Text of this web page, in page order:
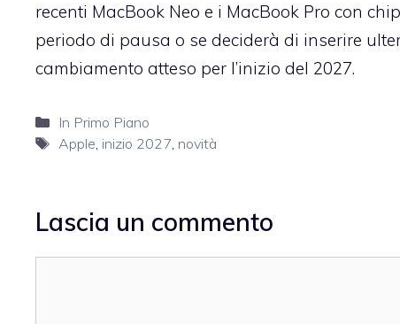
recenti MacBook Neo e i MacBook Pro con
periodo di pausa o se deciderà di inserire
cambiamento atteso per l’inizio del 2027.
Categorie
In Primo Piano
Tag
Apple inizio 2027 novità
Lascia un commento